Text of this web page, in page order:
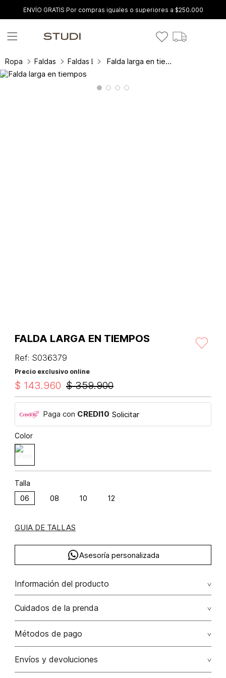
ENVÍO GRATIS Por compras iguales o superiores a $250.000
Ropa Faldas Faldas Largas Falda larga en tiempos
FALDA LARGA EN TIEMPOS
Ref: S036379
Precio exclusivo online
$ 359.900
$ 143.960
Paga con CREDI10 Solicitar
Color
Talla
06 08 10 12
GUIA DE TALLAS
Asesoría personalizada
Información del producto
Falda larga en tiempos poliamida 97% elastano 3% 97.00%
poliamida/polyamide3.00% elastano/elastane
Cuidados de la prenda
No dejar en remojo /lavar por separado / no utilizar
No usar lejia
Métodos de pago
Tarjetas de crédito: Visa, Dinners, Master Card y American
Envíos y devoluciones